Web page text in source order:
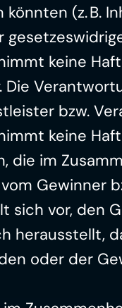
(z. B.
keine
bzw.
keine
die im
Gewinner
sich vor, den
herausstellt,
oder der